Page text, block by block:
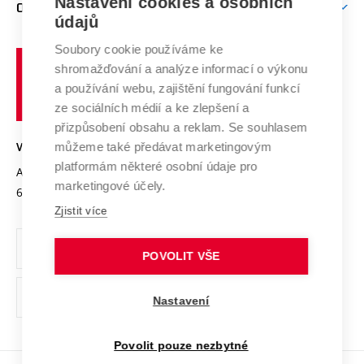
E-přihláška
Doktorské studium
Podpora podnikání
Systém zajišťování kvality výzkumu
Výzkumné infrastruktury
Transfer znalostí
Open Science
Projekty
Projekty ze strukturálních fondů
Specifický výzkum
Zahraniční spolupráce
Spolupráce se školami
Služby univerzity
Mezinárodní dohody
Univerzitní sítě
O UNIVERZITĚ
Profil univerzity
Udržitelná univerzita
Podnikavá univerzita / ContriBUTe
Bezpečná univerzita
Vyznamenání
Organizační struktura
Ochrana osobních údajů
odkaz)
učení
technické
VYSOKÉ UČENÍ TECHNICKÉ V BRNĚ
Antonínská 548/1
602 00 Brno
www.vut.cz
vut@vutbr.cz
údajů
Soubory cookie používáme ke
shromažďování a analýze informací o výkonu
a používání webu, zajištění fungování funkcí
ze sociálních médií a ke zlepšení a
přizpůsobení obsahu a reklam. Se souhlasem
můžeme také předávat marketingovým
platformám některé osobní údaje pro
marketingové účely.
Zjistit více
POVOLIT VŠE
Nastavení
Povolit pouze nezbytné